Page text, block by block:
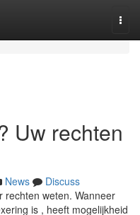
Uw rechten
News
Discuss
rechten weten. Wanneer
is , heeft mogelijkheid